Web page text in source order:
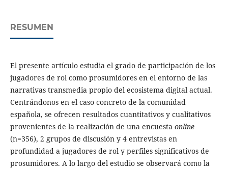
RESUMEN
El presente artículo estudia el grado de participación de los
jugadores de rol como prosumidores en el entorno de las
narrativas transmedia propio del ecosistema digital actual.
Centrándonos en el caso concreto de la comunidad
española, se ofrecen resultados cuantitativos y cualitativos
provenientes de la realización de una encuesta online
(n=356), 2 grupos de discusión y 4 entrevistas en
profundidad a jugadores de rol y perfiles significativos de
prosumidores. A lo largo del estudio se observará como la